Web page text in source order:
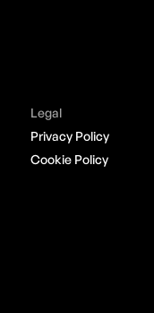
Legal
Privacy Policy
Cookie Policy